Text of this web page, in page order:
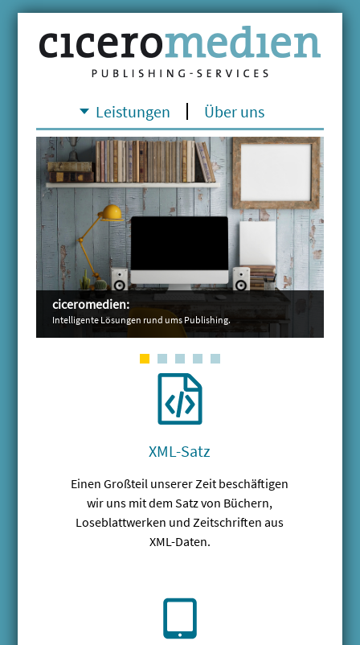
Leistungen Über uns
ciceromedien:
Intelligente Lösungen rund ums Publishing.
XML-Satz
Einen Großteil unserer Zeit beschäftigen
wir uns mit dem Satz von Büchern,
Loseblattwerken und Zeitschriften aus
XML-Daten.